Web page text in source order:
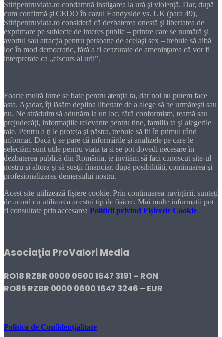
Stiripentruviata.ro condamnă instigarea la ură şi violenţă. Dar, după
cum confirmă şi CEDO în cazul Handyside vs. UK (para 49),
Stiripentruviata.ro consideră că dezbaterea onestă şi libertatea de
exprimare pe subiecte de interes public – printre care se numără şi
avortul sau atracţia pentru persoane de acelaşi sex – trebuie să aibă
loc în mod democratic, fără a fi cenzurate de ameninţarea că vor fi
interpretate ca „discurs al urii”.
Foarte multă lume se bate pentru atenţia ta, dar noi nu putem face
asta. Aşadar, îţi lăsăm deplina libertate de a alege să ne urmăreşti sau
nu. Ne străduim să adunăm la un loc, fără conformism, teamă sau
prejudecăţi, informaţiile relevante pentru tine, familia ta şi alegerile
tale. Pentru a ţi le proteja şi păstra, trebuie să fii în primul rând
informat. Dacă ţi se pare că informările şi analizele pe care le
selectăm sunt utile pentru viaţa ta şi se pot dovedi necesare în
dezbaterea publică din România, te invităm să faci cunoscut site-ul
nostru şi altora şi să susţii financiar, după posibilităţi, continuarea şi
profesionalizarea demersului nostru.
Acest site utilizează fișiere cookie. Prin continuarea navigării, sunteți
de acord cu utilizarea acestui tip de fișiere. Mai multe informații pot
fi consultate prin accesarea Politicii privind Fișierele Cookie
Asociaţia ProValori Media
RO18 RZBR 0000 0600 1647 3191 – RON
RO85 RZBR 0000 0600 1647 3246 – EUR
Politica de Confidențialitate